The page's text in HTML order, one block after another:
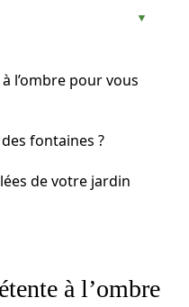
l’ombre pour vous
fontaines ?
de votre jardin
à l’ombre